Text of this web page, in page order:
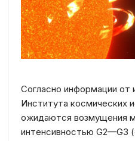
Согласно информации от
Института космических
ожидаются возмущения
интенсивностью G2—G3